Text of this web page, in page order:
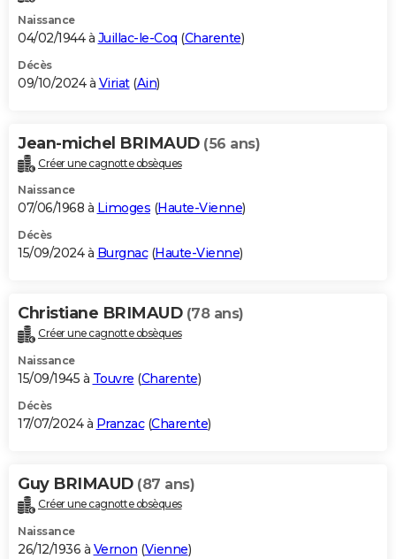
Naissance
04/02/1944 à Juillac-le-Coq (Charente)
Décès
09/10/2024 à Viriat(Ain)
Jean-michel BRIMAUD (56 ans)
Créer une cagnotte obsèques
Naissance
07/06/1968 à Limoges (Haute-Vienne)
Décès
15/09/2024 à Burgnac(Haute-Vienne)
Christiane BRIMAUD (78 ans)
Créer une cagnotte obsèques
Naissance
15/09/1945 à Touvre (Charente)
Décès
17/07/2024 à Pranzac(Charente)
Guy BRIMAUD (87 ans)
Créer une cagnotte obsèques
Naissance
26/12/1936 à Vernon (Vienne)